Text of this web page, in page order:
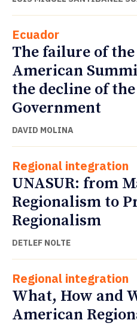
Ecuador
The failure of
American
the decline of
Government
DAVID MOLINA
Regional integration
UNASUR: from
Regionalism to
Regionalism
DETLEF NOLTE
Regional integration
What, How and
American